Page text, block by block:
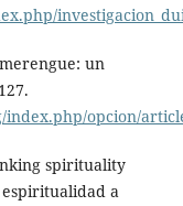
un
opcion/
spirituality
a